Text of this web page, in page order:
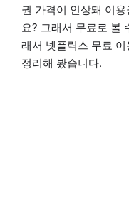
권 가격이 인상돼 이
요? 그래서 무료로 볼
래서 넷플릭스 무료
정리해 봤습니다.